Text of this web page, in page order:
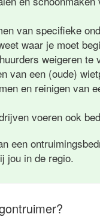
van specifieke
waar je moet
weigeren
van een (oude)
en reinigen van
voeren ook
een
jou in de regio.